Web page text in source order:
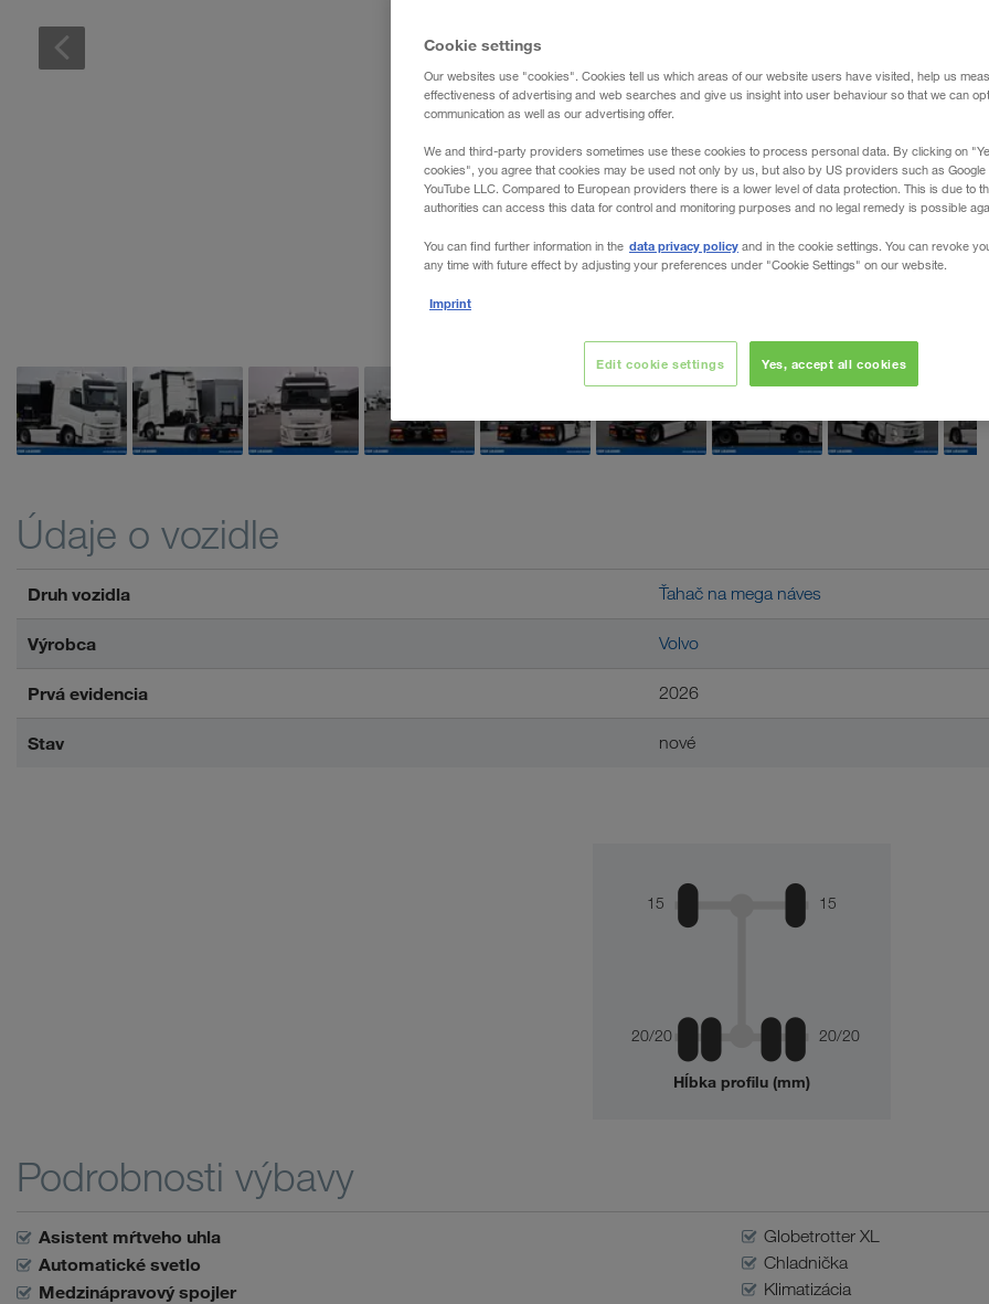
Údaje o vozidle
Druh vozidla Ťahač na mega náves
Výrobca Volvo
Prvá evidencia 2026
Stav nové
15 15
20/20 20/20
Hĺbka profilu (mm)
Podrobnosti výbavy
Asistent mŕtveho uhla
Automatické svetlo
Medzinápravový spojler
Globetrotter XL
Chladnička
Klimatizácia
Cookie settings
Our websites use "cookies". Cookies tell us which areas of our website users have visited, help us
effectiveness of advertising and web searches and give us insight into user behaviour so that we can
communication as well as our advertising offer.
We and third-party providers sometimes use these cookies to process personal data. By clicking on
cookies", you agree that cookies may be used not only by us, but also by US providers such as Google
YouTube LLC. Compared to European providers there is a lower level of data protection. This is due to
authorities can access this data for control and monitoring purposes and no legal remedy is possible
You can find further information in the data privacy policy and in the cookie settings. You can revoke
any time with future effect by adjusting your preferences under "Cookie Settings" on our website.
Imprint
Yes, accept all cookies
Edit cookie settings